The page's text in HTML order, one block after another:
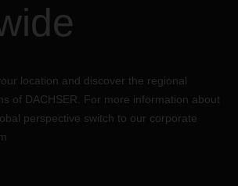
location and discover the regional
of DACHSER. For more information about
perspective switch to our corporate